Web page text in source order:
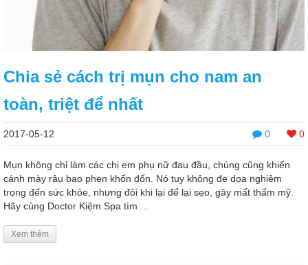
Chia sẻ cách trị mụn cho nam an
toàn, triệt để nhất
0 0
2017-05-12
Mụn không chỉ làm các chị em phụ nữ đau đầu, chúng cũng khiến
cánh mày râu bao phen khốn đốn. Nó tuy không đe dọa nghiêm
trọng đến sức khỏe, nhưng đôi khi lại để lại sẹo, gây mất thẩm mỹ.
Hãy cùng Doctor Kiệm Spa tìm ...
Xem thêm